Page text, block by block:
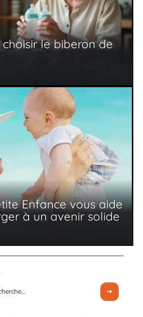
le biberon de
Enfance vous aide
à un avenir solide